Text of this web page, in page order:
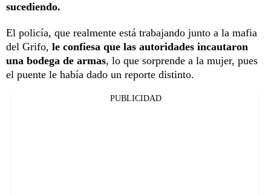
sucediendo.
El policía, que realmente está trabajando junto a la mafia
del Grifo, le confiesa que las autoridades incautaron
una bodega de armas, lo que sorprende a la mujer, pues
el puente le había dado un reporte distinto.
PUBLICIDAD